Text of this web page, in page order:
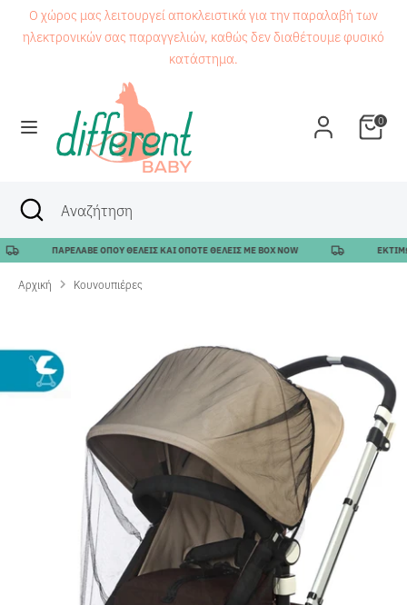
Μετάβαση
Ο χώρος μας λειτουργεί αποκλειστικά για την παραλαβή των
ηλεκτρονικών σας παραγγελιών, καθώς δεν διαθέτουμε φυσικό
κατάστημα.
0
Αναζήτηση
ΑναζήτησηΑναζήτηση
Κλείσιμο
αναζήτησης
ΠΑΡΕΛΑΒΕ ΟΠΟΥ ΘΕΛΕΙΣ ΚΑΙ ΟΠΟΤΕ ΘΕΛΕΙΣ ΜΕ BOX NOW
Αρχική Κουνουπιέρες